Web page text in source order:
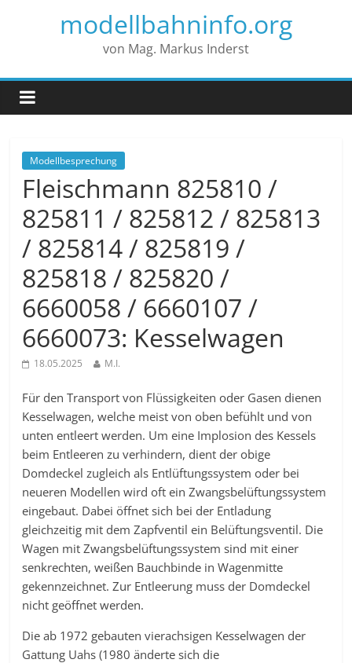
modellbahninfo.org
von Mag. Markus Inderst
Modellbesprechung
Fleischmann 825810 /
825811 / 825812 / 825813
/ 825814 / 825819 /
825818 / 825820 /
6660058 / 6660107 /
6660073: Kesselwagen
18.05.2025 M.I.
Für den Transport von Flüssigkeiten oder Gasen dienen
Kesselwagen, welche meist von oben befühlt und von
unten entleert werden. Um eine Implosion des Kessels
beim Entleeren zu verhindern, dient der obige
Domdeckel zugleich als Entlüftungssystem oder bei
neueren Modellen wird oft ein Zwangsbelüftungssystem
eingebaut. Dabei öffnet sich bei der Entladung
gleichzeitig mit dem Zapfventil ein Belüftungsventil. Die
Wagen mit Zwangsbelüftungssystem sind mit einer
senkrechten, weißen Bauchbinde in Wagenmitte
gekennzeichnet. Zur Entleerung muss der Domdeckel
nicht geöffnet werden.
Die ab 1972 gebauten vierachsigen Kesselwagen der
Gattung Uahs (1980 änderte sich die